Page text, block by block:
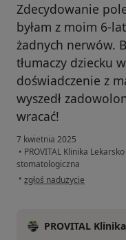
Zdecydowanie
byłam z moim 6-
żadnych nerwów.
tłumaczy dziecku
doświadczenie z
wyszedł
wracać!
7 kwietnia 2025
• PROVITAL Klinika
stomatologiczna
• w opinii użytkownika Oliwia
zgłoś nadużycie
PROVITAL